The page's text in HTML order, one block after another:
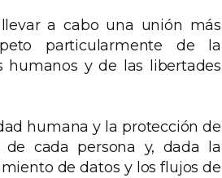
a cabo una unión más
particularmente de la
humanos y de las libertades
humana y la protección de
de cada persona y, dada la
de datos y los flujos de